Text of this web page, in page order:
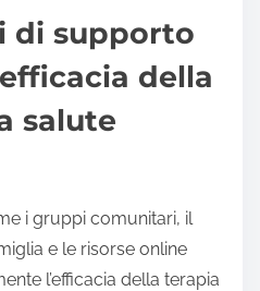
di supporto
della
salute
i gruppi comunitari, il
e le risorse online
l’efficacia della terapia